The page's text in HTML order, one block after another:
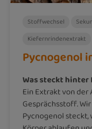
Stoffwechsel
Kiefernrindenextrakt
Pycnogenol
Was steckt
Ein Extrakt von
Gesprächsstoff.
Pycnogenol